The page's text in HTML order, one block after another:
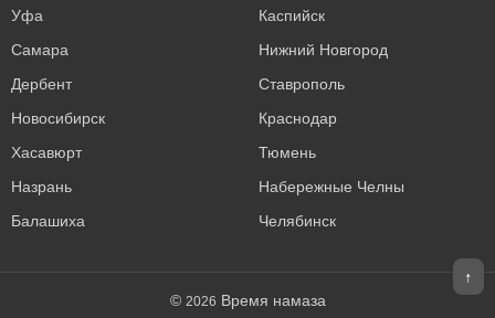
Уфа
Каспийск
Самара
Нижний Новгород
Дербент
Ставрополь
Новосибирск
Краснодар
Хасавюрт
Тюмень
Назрань
Набережные Челны
Балашиха
Челябинск
© 2026 Время намаза
↑